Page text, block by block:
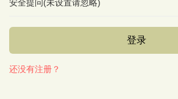
安全提问(未设置请忽略)
登录
还没有注册？